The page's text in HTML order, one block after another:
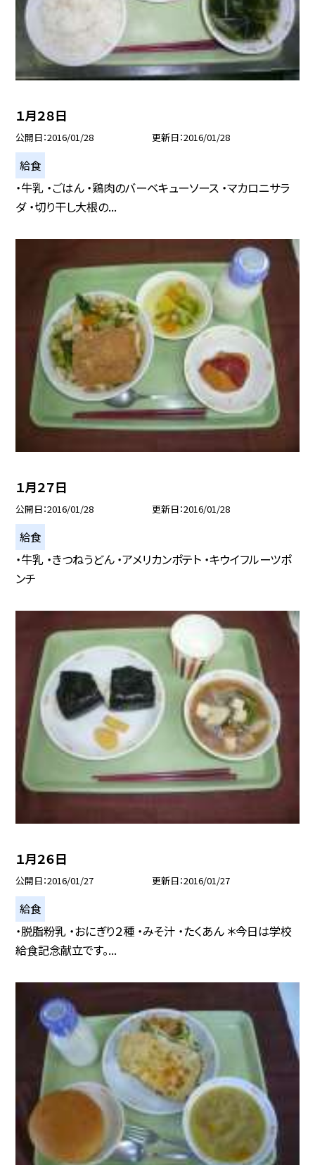
１月２８日
公開日 2016/01/28 更新日 2016/01/28
給食
・牛乳 ・ごはん ・鶏肉のバーベキューソース ・マカロニサラ
ダ ・切り干し大根の...
１月２７日
公開日 2016/01/28 更新日 2016/01/28
給食
・牛乳 ・きつねうどん ・アメリカンポテト ・キウイフルーツポ
ンチ
１月２６日
公開日 2016/01/27 更新日 2016/01/27
給食
・脱脂粉乳 ・おにぎり２種 ・みそ汁 ・たくあん ＊今日は学校
給食記念献立です。...